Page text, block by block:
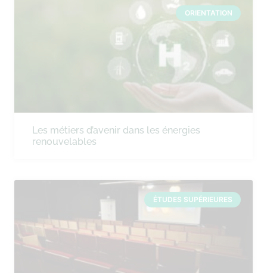
ORIENTATION
Les métiers d’avenir dans les énergies
renouvelables
ÉTUDES SUPÉRIEURES